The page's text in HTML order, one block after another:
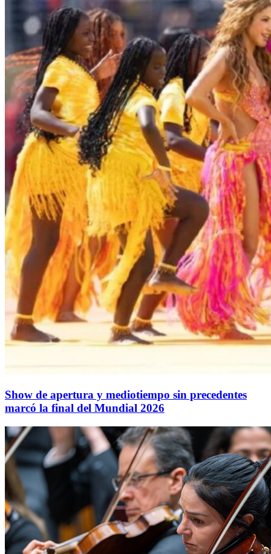
Show de apertura y mediotiempo sin precedentes
marcó la final del Mundial 2026